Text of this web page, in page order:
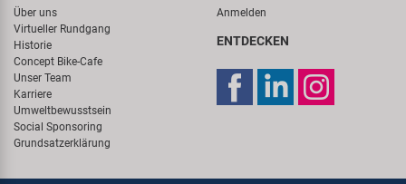
Über uns
Virtueller Rundgang
Historie
Concept Bike-Cafe
Unser Team
Karriere
Umweltbewusstsein
Social Sponsoring
Grundsatzerklärung
Anmelden
ENTDECKEN